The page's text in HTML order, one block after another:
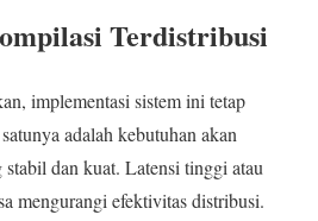
Terdistribusi
implementasi sistem ini tetap
adalah kebutuhan akan
dan kuat. Latensi tinggi atau
mengurangi efektivitas distribusi.